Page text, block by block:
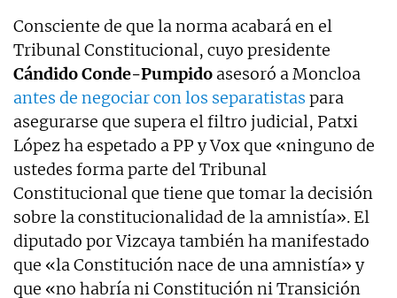
Consciente de que la norma acabará en el
Tribunal Constitucional, cuyo presidente
Cándido Conde-Pumpido asesoró a Moncloa
antes de negociar con los separatistas para
asegurarse que supera el filtro judicial, Patxi
López ha espetado a PP y Vox que «ninguno de
ustedes forma parte del Tribunal
Constitucional que tiene que tomar la decisión
sobre la constitucionalidad de la amnistía». El
diputado por Vizcaya también ha manifestado
que «la Constitución nace de una amnistía» y
que «no habría ni Constitución ni Transición